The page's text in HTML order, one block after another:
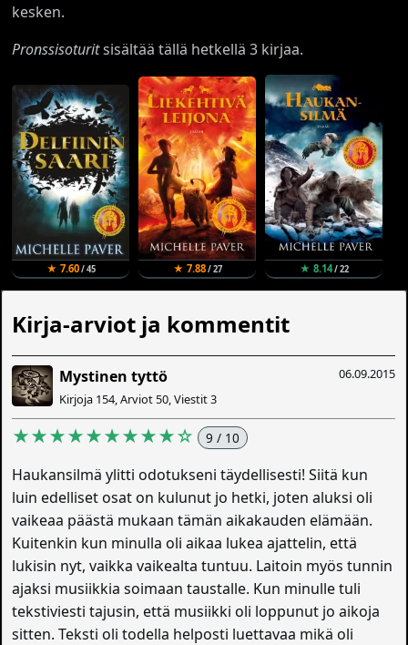
kesken.
Pronssisoturitsisältää tällä hetkellä 3 kirjaa.
★ 7.60/ 45 ★ 7.88/ 27 ★ 8.14/ 22
Kirja-arviot ja kommentit
06.09.2015
Mystinen tyttö
Kirjoja 154, Arviot 50, Viestit 3
★★★★★★★★★☆ 9 / 10
Haukansilmä ylitti odotukseni täydellisesti! Siitä kun
luin edelliset osat on kulunut jo hetki, joten aluksi oli
vaikeaa päästä mukaan tämän aikakauden elämään.
Kuitenkin kun minulla oli aikaa lukea ajattelin, että
lukisin nyt, vaikka vaikealta tuntuu. Laitoin myös tunnin
ajaksi musiikkia soimaan taustalle. Kun minulle tuli
tekstiviesti tajusin, että musiikki oli loppunut jo aikoja
sitten. Teksti oli todella helposti luettavaa mikä oli